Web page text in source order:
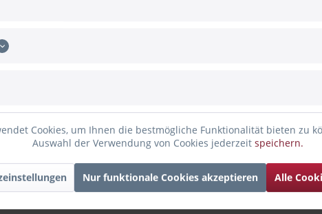
angesehen
da Bald wieder da Bald wieder
Cookies, um Ihnen die bestmögliche Funktionalität bieten zu
Auswahl der Verwendung von Cookies jederzeit speichern.
Nur funktionale Cookies akzeptieren Alle